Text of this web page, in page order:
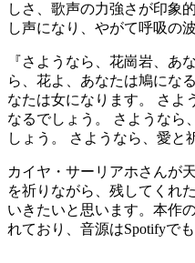
しさ、歌声の力強さが印象
し声になり、やがて呼吸の
『さようなら、花崗岩、あ
ら、花よ、あなたは鳩にな
なたは女になります。 さよ
なるでしょう。 さようなら
しょう。 さようなら、愛と
カイヤ・サーリアホさんが
を祈りながら、残してくれ
いきたいと思います。本作
れており、音源はSpotifyで